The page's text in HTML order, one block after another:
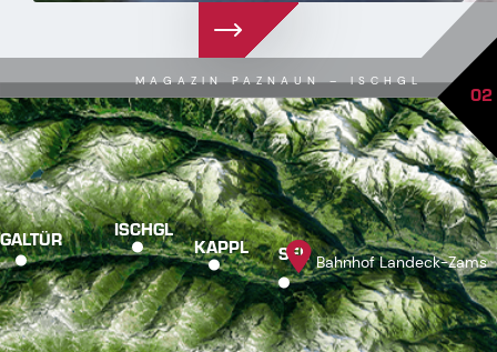
MAGAZIN PAZNAUN – ISCHGL 02
GALTÜR ISCHGL
KAPPL SEE Bahnhof Landeck-Zams